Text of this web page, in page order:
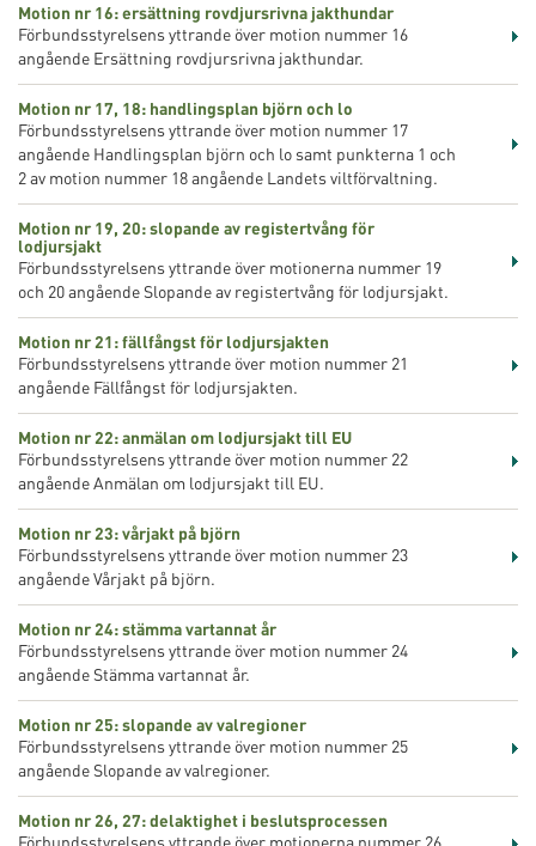
Motion nr 16: ersättning rovdjursrivna jakthundar
Förbundsstyrelsens yttrande över motion nummer 16
angående Ersättning rovdjursrivna jakthundar.
Motion nr 17, 18: handlingsplan björn och lo
Förbundsstyrelsens yttrande över motion nummer 17
angående Handlingsplan björn och lo samt punkterna 1 och
2 av motion nummer 18 angående Landets viltförvaltning.
Motion nr 19, 20: slopande av registertvång för
lodjursjakt
Förbundsstyrelsens yttrande över motionerna nummer 19
och 20 angående Slopande av registertvång för lodjursjakt.
Motion nr 21: fällfångst för lodjursjakten
Förbundsstyrelsens yttrande över motion nummer 21
angående Fällfångst för lodjursjakten.
Motion nr 22: anmälan om lodjursjakt till EU
Förbundsstyrelsens yttrande över motion nummer 22
angående Anmälan om lodjursjakt till EU.
Motion nr 23: vårjakt på björn
Förbundsstyrelsens yttrande över motion nummer 23
angående Vårjakt på björn.
Motion nr 24: stämma vartannat år
Förbundsstyrelsens yttrande över motion nummer 24
angående Stämma vartannat år.
Motion nr 25: slopande av valregioner
Förbundsstyrelsens yttrande över motion nummer 25
angående Slopande av valregioner.
Motion nr 26, 27: delaktighet i beslutsprocessen
Förbundsstyrelsens yttrande över motionerna nummer 26